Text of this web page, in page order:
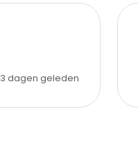
3 dagen geleden